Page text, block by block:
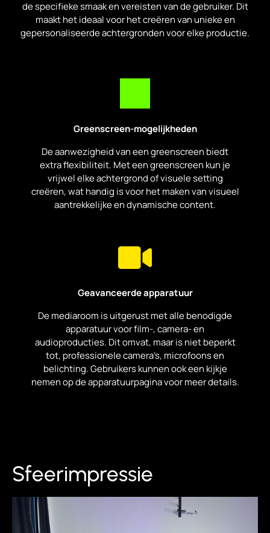
de specifieke smaak en vereisten van de gebruiker. Dit
maakt het ideaal voor het creëren van unieke en
gepersonaliseerde achtergronden voor elke productie.
Greenscreen-mogelijkheden
De aanwezigheid van een greenscreen biedt
extra flexibiliteit. Met een greenscreen kun je
vrijwel elke achtergrond of visuele setting
creëren, wat handig is voor het maken van visueel
aantrekkelijke en dynamische content.
Geavanceerde apparatuur
De mediaroom is uitgerust met alle benodigde
apparatuur voor film-, camera- en
audioproducties. Dit omvat, maar is niet beperkt
tot, professionele camera’s, microfoons en
belichting. Gebruikers kunnen ook een kijkje
nemen op de apparatuurpagina voor meer details.
Sfeerimpressie